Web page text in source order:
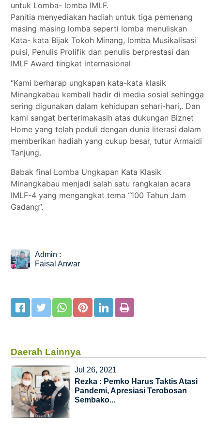
untuk Lomba- lomba IMLF.
Panitia menyediakan hadiah untuk tiga pemenang
masing masing lomba seperti lomba menuliskan
Kata- kata Bijak Tokoh Minang, lomba Musikalisasi
puisi, Penulis Prolifik dan penulis berprestasi dan
IMLF Award tingkat internasional
“Kami berharap ungkapan kata-kata klasik
Minangkabau kembali hadir di media sosial sehingga
sering digunakan dalam kehidupan sehari-hari,. Dan
kami sangat berterimakasih atas dukungan Biznet
Home yang telah peduli dengan dunia literasi dalam
memberikan hadiah yang cukup besar, tutur Armaidi
Tanjung.
Babak final Lomba Ungkapan Kata Klasik
Minangkabau menjadi salah satu rangkaian acara
IMLF-4 yang mengangkat tema “100 Tahun Jam
Gadang”.
Admin :
Faisal Anwar
Daerah Lainnya
Jul 26, 2021
Rezka : Pemko Harus Taktis Atasi
Pandemi, Apresiasi Terobosan
Sembako...